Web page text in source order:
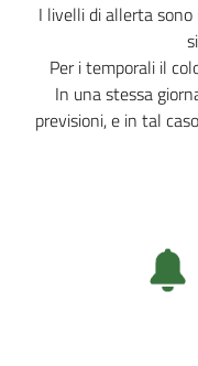
I livelli di allerta
Per i temporali il
In una stessa
previsioni, e in tal